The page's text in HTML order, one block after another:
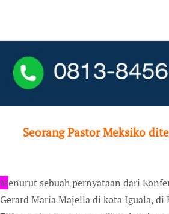
Seorang Pastor Meksiko
Menurut sebuah pernyataan dari
Gerard Maria Majella di kota Iguala,